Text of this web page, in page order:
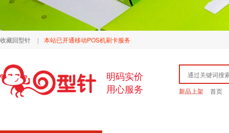
收藏回型针 | 本站已开通移动POS机刷卡服务
明码实价
用心服务
新品上架 首页